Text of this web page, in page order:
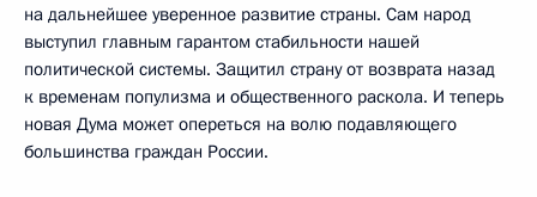
на дальнейшее уверенное развитие страны. Сам народ
выступил главным гарантом стабильности нашей
политической системы. Защитил страну от возврата назад
к временам популизма и общественного раскола. И теперь
новая Дума может опереться на волю подавляющего
большинства граждан России.